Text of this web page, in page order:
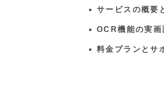
サービスの概要
OCR機能の実画
料金プランとサ